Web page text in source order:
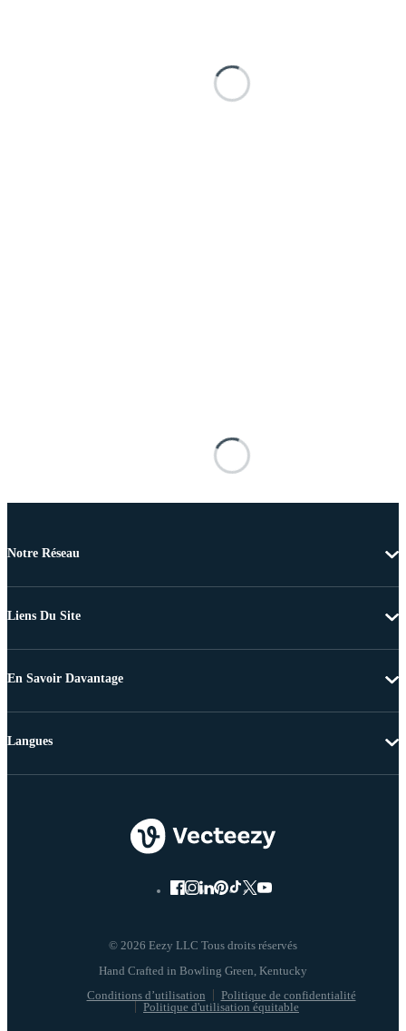
Notre Réseau
Liens Du Site
En Savoir Davantage
© 2026 Eezy LLC Tous droits réservés
Conditions d’utilisation
Politique de confidentialité
Politique d'utilisation équitable
Langues